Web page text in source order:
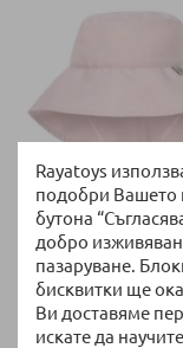
Rayatoys
подобри Вашето
бутона
добро
пазаруване.
бисквитки ще
Ви доставяме
искате да
НАЛИЧНО
Слънцезащитна
Splash & Fun със задна
периферия
16,82 €/32,90 лв.